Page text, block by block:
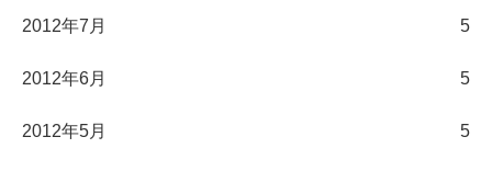
2012年7月 5
2012年6月 5
2012年5月 5